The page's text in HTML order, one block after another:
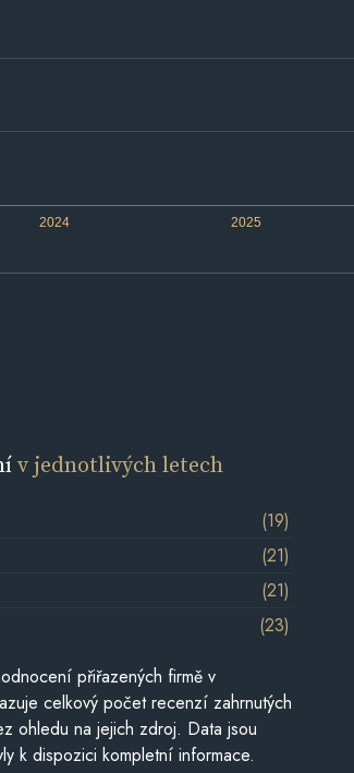
2024 2025
v jednotlivých letech
(19)
(21)
(21)
(23)
přiřazených firmě v
celkový počet recenzí zahrnutých
ohledu na jejich zdroj. Data jsou
k dispozici kompletní informace.